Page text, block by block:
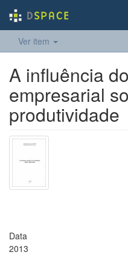
Ver item
A influência
empresarial
produtividade
Data
2013